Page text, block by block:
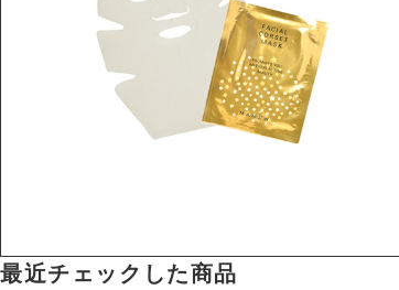
最近チェックした商品